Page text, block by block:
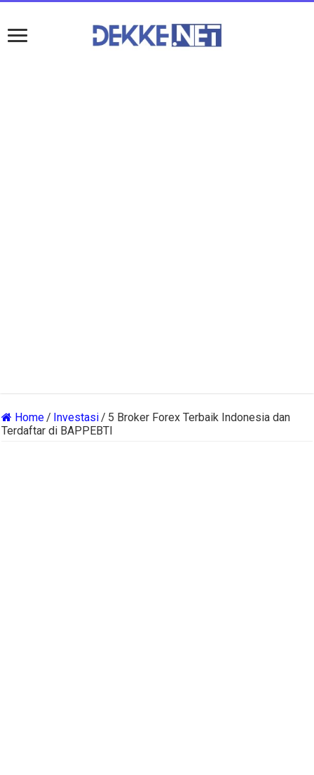
Home/ Investasi/ 5 Broker Forex Terbaik Indonesia dan
Terdaftar di BAPPEBTI